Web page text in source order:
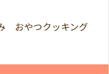
おやつクッキング